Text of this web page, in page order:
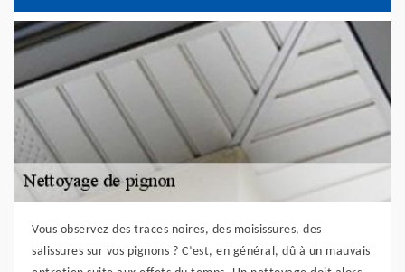
Vous observez des traces noires, des moisissures, des
salissures sur vos pignons ? C’est, en général, dû à un mauvais